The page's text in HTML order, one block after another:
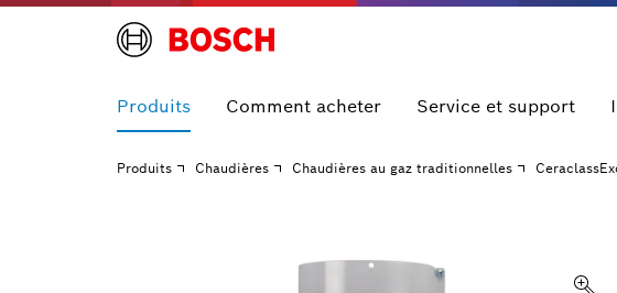
Produits Comment acheter Service et support
Produits Chaudières Chaudières au gaz traditionnelles